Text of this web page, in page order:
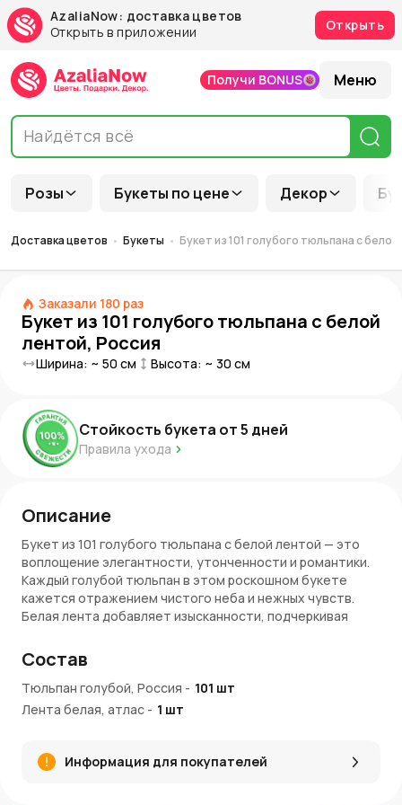
AzaliaNow: доставка цветов
Открыть в приложении
Открыть
Розы Букеты по цене Декор
Получи BONUS Меню
Доставка цветов Букеты Букет из 101 голубого тюльпана с
Заказали 180 раз
Букет из 101 голубого тюльпана с белой
лентой, Россия
Ширина: ~ 50 см Высота: ~ 30 см
Стойкость букета от5 дней
Правила ухода
Описание
Букет из 101 голубого тюльпана с белой лентой — это
воплощение элегантности, утонченности и романтики.
Каждый голубой тюльпан в этом роскошном букете
кажется отражением чистого неба и нежных чувств.
Белая лента добавляет изысканности, подчеркивая
символом любви и искренности, который запомнится
навсегда.
Преимущества букета
создает впечатляющий объем и вызывает восторг
своей масштабностью.
Состав
Тюльпан голубой, Россия - 101 шт
Лента белая, атлас - 1 шт
Информация для покупателей